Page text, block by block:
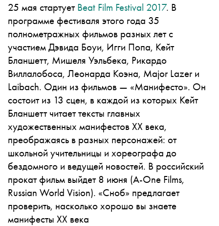
25 мая стартуетBeat Film Festival 2017. В
программе фестиваля этого года 35
полнометражных фильмов разных лет с
участием Дэвида Боуи, Игги Попа, Кейт
Бланшетт, Мишеля Уэльбека, Рикардо
Виллалобоса, Леонарда Коэна, Major Lazer и
Laibach. Один из фильмов — «Манифесто». Он
состоит из 13 сцен, в каждой из которых Кейт
Бланшетт читает тексты главных
художественных манифестов ХХ века,
преображаясь в разных персонажей: от
школьной учительницы и хореографа до
бездомного и ведущей новостей. В российский
прокат фильм выйдет 8 июня (A-One Films,
Russian World Vision). «Сноб» предлагает
проверить, насколько хорошо вы знаете
манифесты ХХ века